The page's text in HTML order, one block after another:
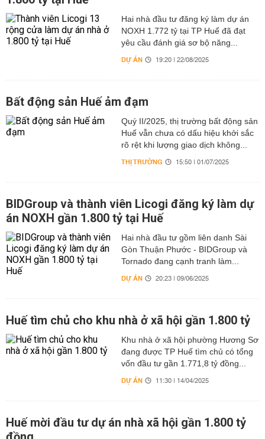
Hai nhà đầu tư đăng ký làm dự án
NOXH 1.772 tỷ tại TP Huế đã đạt
yêu cầu đánh giá sơ bộ năng...
DỰ ÁN 19:20 | 22/08/2025
Bất động sản Huế ảm đạm
Quý II/2025, thị trường bất động sản
Huế vẫn chưa có dấu hiệu khởi sắc
rõ rệt khi lượng giao dịch không...
THỊ TRƯỜNG 15:50 | 01/07/2025
BIDGroup và thành viên Licogi đăng ký làm dự
án NOXH gần 1.800 tỷ tại Huế
Hai nhà đầu tư gồm liên danh Sài
Gòn Thuận Phước - BIDGroup và
Tornado đang cạnh tranh làm...
DỰ ÁN 20:23 | 09/06/2025
Huế tìm chủ cho khu nhà ở xã hội gần 1.800 tỷ
Khu nhà ở xã hội phường Hương Sơ
đang được TP Huế tìm chủ có tổng
vốn đầu tư gần 1.771,8 tỷ đồng...
DỰ ÁN 11:30 | 14/04/2025
Huế mời đầu tư dự án nhà xã hội gần 1.800 tỷ